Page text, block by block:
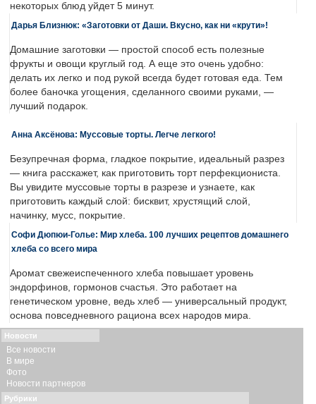
некоторых блюд уйдет 5 минут.
Дарья Близнюк: «Заготовки от Даши. Вкусно, как ни «крути»!
Домашние заготовки — простой способ есть полезные
фрукты и овощи круглый год. А еще это очень удобно:
делать их легко и под рукой всегда будет готовая еда. Тем
более баночка угощения, сделанного своими руками, —
лучший подарок.
Анна Аксёнова: Муссовые торты. Легче легкого!
Безупречная форма, гладкое покрытие, идеальный разрез
— книга расскажет, как приготовить торт перфекциониста.
Вы увидите муссовые торты в разрезе и узнаете, как
приготовить каждый слой: бисквит, хрустящий слой,
начинку, мусс, покрытие.
Софи Дюпюи-Голье: Мир хлеба. 100 лучших рецептов домашнего
хлеба со всего мира
Аромат свежеиспеченного хлеба повышает уровень
эндорфинов, гормонов счастья. Это работает на
генетическом уровне, ведь хлеб — универсальный продукт,
основа повседневного рациона всех народов мира.
Новости
Все новости
В мире
Фото
Новости партнеров
Рубрики